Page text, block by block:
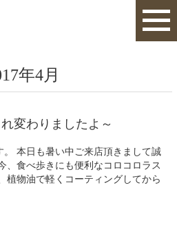
年4月
変わりましたよ～
。 本日も暑い中ご来店頂きまして誠
、食べ歩きにも便利なコロコロラス
植物油で軽くコーティングしてから